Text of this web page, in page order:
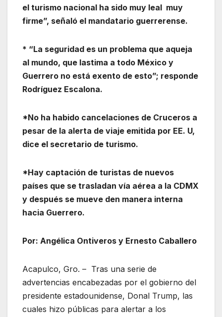
el turismo nacional ha sido muy leal muy
firme”, señaló el mandatario guerrerense.
* “La seguridad es un problema que aqueja
al mundo, que lastima a todo México y
Guerrero no está exento de esto”; responde
Rodríguez Escalona.
*No ha habido cancelaciones de Cruceros a
pesar de la alerta de viaje emitida por EE. U,
dice el secretario de turismo.
*Hay captación de turistas de nuevos
países que se trasladan vía aérea a la CDMX
y después se mueve den manera interna
hacia Guerrero.
Por: Angélica Ontiveros y Ernesto Caballero
Acapulco, Gro. – Tras una serie de
advertencias encabezadas por el gobierno del
presidente estadounidense, Donal Trump, las
cuales hizo públicas para alertar a los